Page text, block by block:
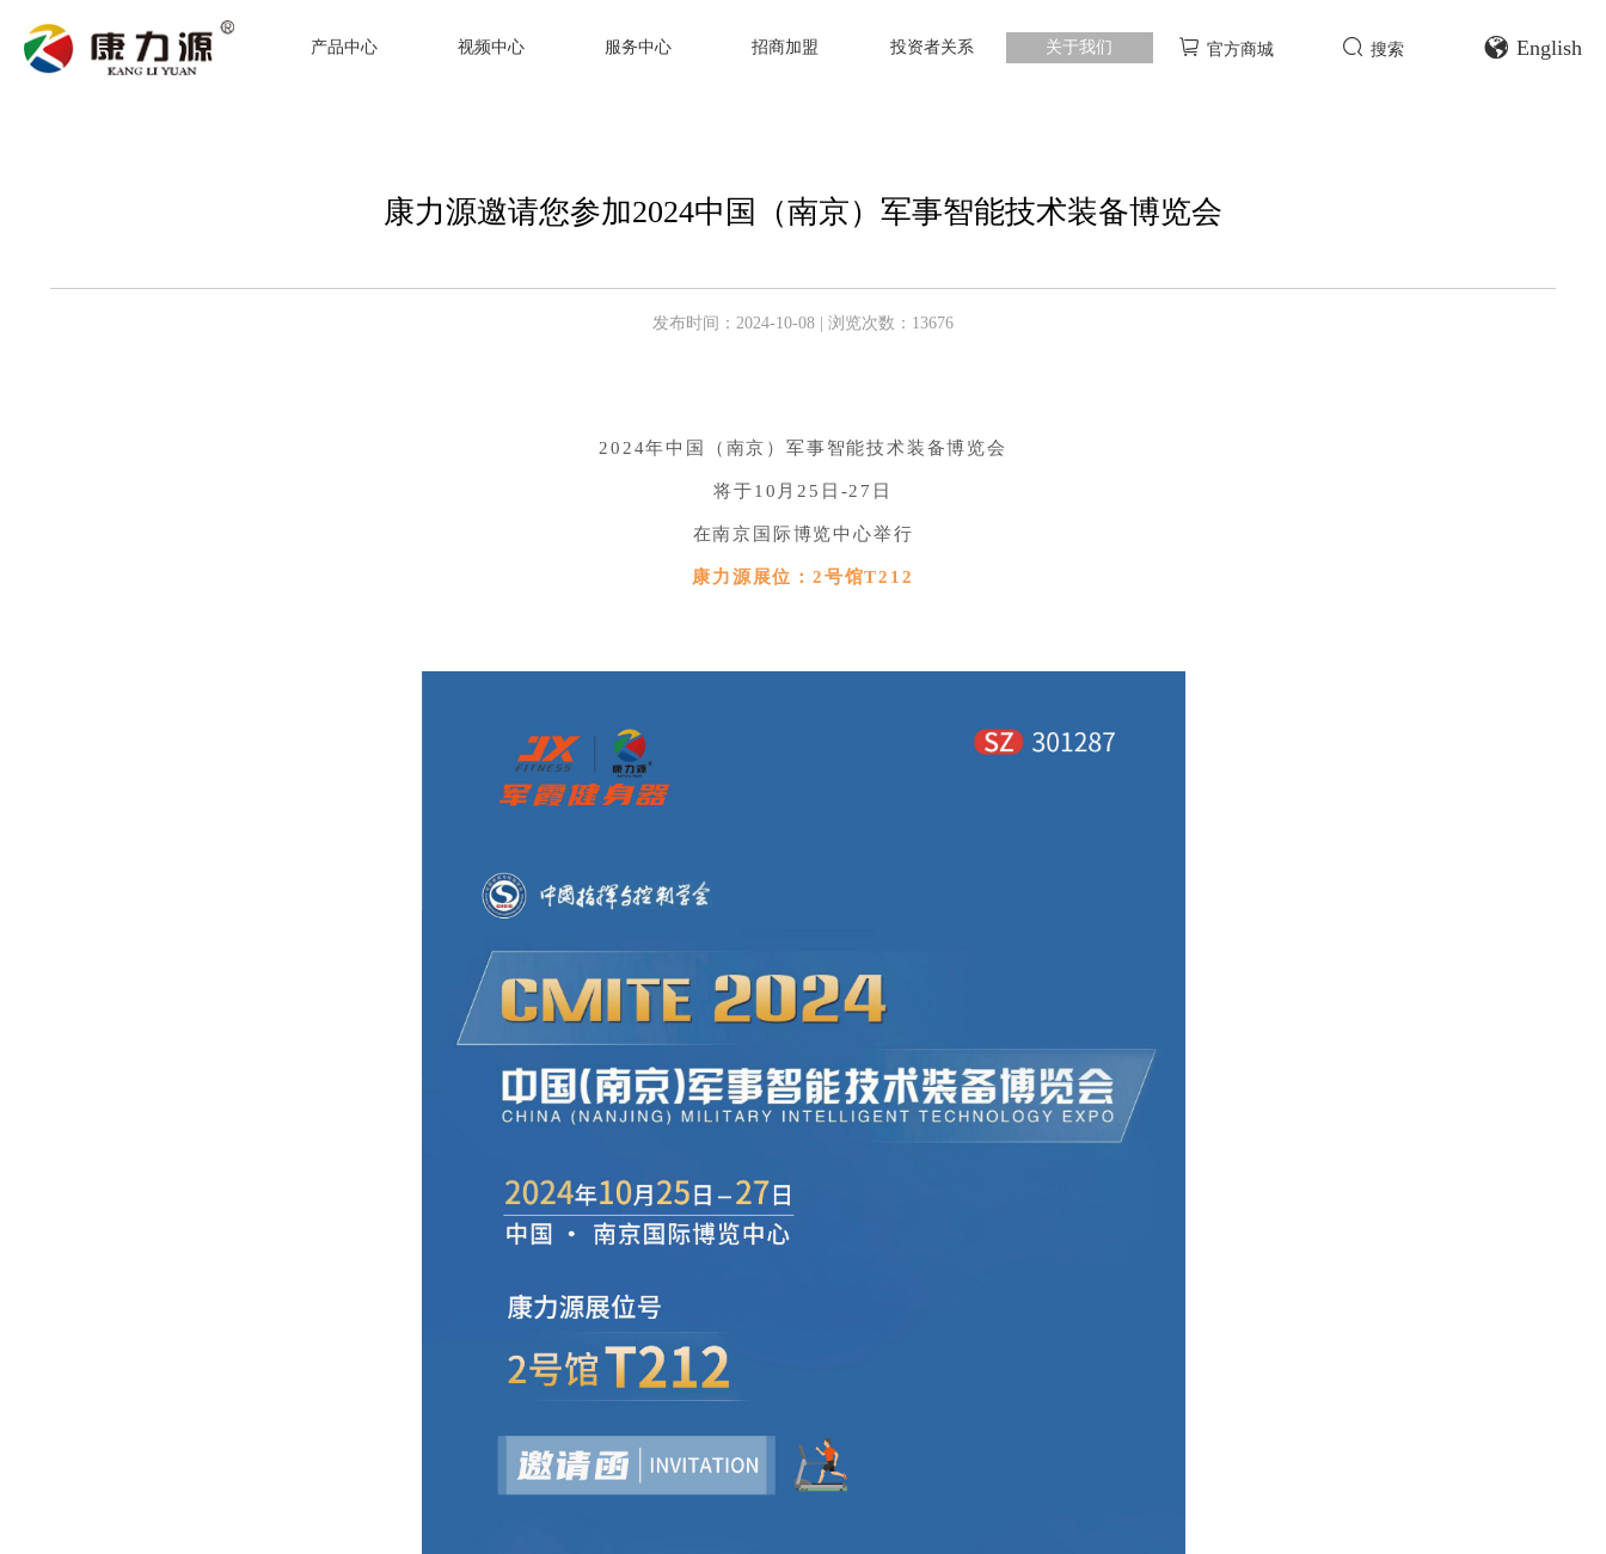
产品中心 视频中心 服务中心 招商加盟 投资者关系 关于我们 官方商城 搜索 English
康力源邀请您参加2024中国（南京）军事智能技术装备博览会
发布时间：2024-10-08 | 浏览次数：13676
2024年中国 （南京）军事智能技术装备博览会
将于10月25日-27日
在南京国际博览中心举行
康力源展位：2号馆T212